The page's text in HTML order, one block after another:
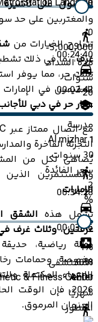
للحصول على تأشيرة
والمغتربين على حد
تتراوح الخيارات من
غرف، بما في ذلك
تملك حر، مما يوفر
المقيمين في
عقار حر في دبي
يُضاهى لكل من
والمستثمرين
الإمارات.
تشمل هذه الشقق
غرفتين، وثلاث غرف
صالة رياضية،
مخصصة، وحمامات
الانتهاء المكتملة
2026، فإن
العنوان المرموق.
Station Landside
00:24:40
00:02:42
مدرسة
Al mizhar 1
00:34:28
00:03:46
المستشفى
& Fitness Center
0
5,000,000
مدة السداد
سنوات
20
1
30 سنوات
سعر الفائدة
2
%
1%
30%
AED0
شهريًا
المطور